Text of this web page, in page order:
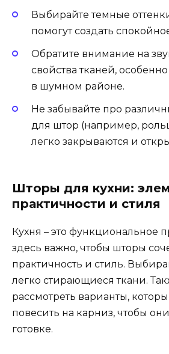
Выбирайте темные
помогут создать
Обратите внимание на
свойства тканей,
в шумном районе.
Не забывайте про
для штор (например,
легко закрываются и
Шторы для кухни:
практичности и стиля
Кухня – это функциональное
здесь важно, чтобы шторы
практичность и стиль.
легко стирающиеся ткани.
рассмотреть варианты,
повесить на карниз, чтобы
готовке.